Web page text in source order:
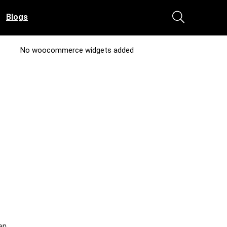
Blogs
No woocommerce widgets added